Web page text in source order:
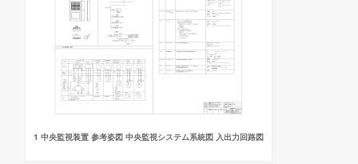
1 中央監視装置 参考姿図 中央監視システム系統図 入出力回路図